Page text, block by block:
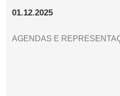
01.12.2025
AGENDAS E